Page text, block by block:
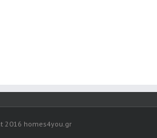
2016 homes4you.gr